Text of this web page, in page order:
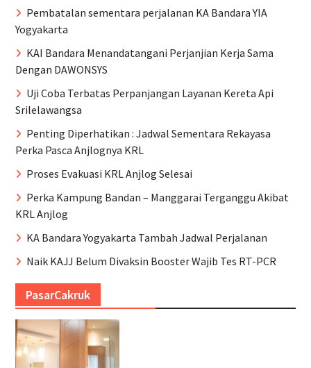
Pembatalan sementara perjalanan KA Bandara YIA
Yogyakarta
KAI Bandara Menandatangani Perjanjian Kerja Sama
Dengan DAWONSYS
Uji Coba Terbatas Perpanjangan Layanan Kereta Api
Srilelawangsa
Penting Diperhatikan : Jadwal Sementara Rekayasa
Perka Pasca Anjlognya KRL
Proses Evakuasi KRL Anjlog Selesai
Perka Kampung Bandan – Manggarai Terganggu Akibat
KRL Anjlog
KA Bandara Yogyakarta Tambah Jadwal Perjalanan
Naik KAJJ Belum Divaksin Booster Wajib Tes RT-PCR
PasarCakruk